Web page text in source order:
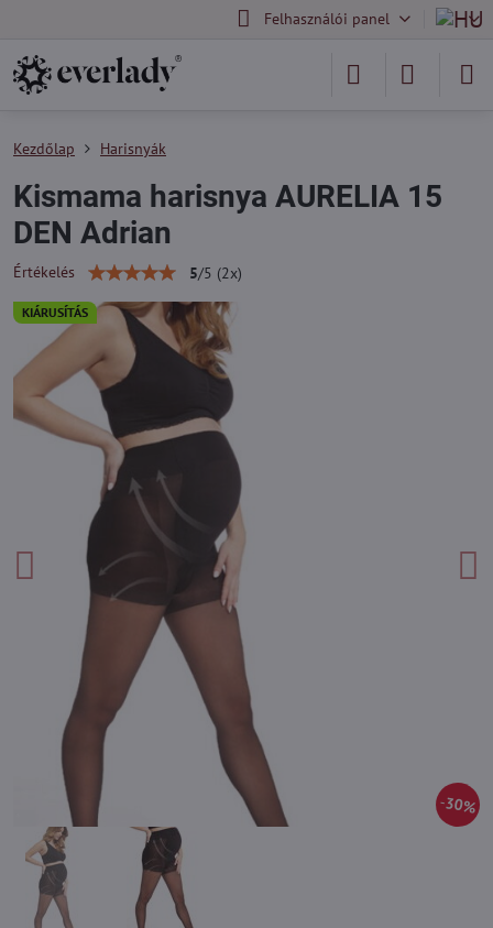
Felhasználói panel
KIÁRUSÍTÁS
30%
Kezdőlap Harisnyák
Kismama harisnya AURELIA 15
DEN Adrian
Értékelés 5/5 (2x)